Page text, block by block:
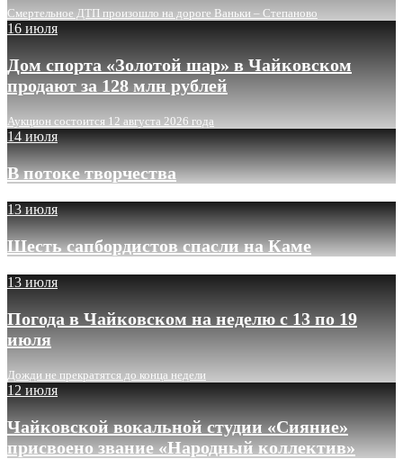
Смертельное ДТП произошло на дороге Ваньки – Степаново
16 июля
Дом спорта «Золотой шар» в Чайковском
продают за 128 млн рублей
Аукцион состоится 12 августа 2026 года
14 июля
В потоке творчества
13 июля
Шесть сапбордистов спасли на Каме
13 июля
Погода в Чайковском на неделю с 13 по 19
июля
Дожди не прекратятся до конца недели
12 июля
Чайковской вокальной студии «Сияние»
присвоено звание «Народный коллектив»